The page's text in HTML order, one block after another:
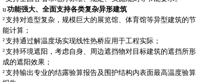
u 功能强大、全面支持各类复杂异形建筑
²支持对造型复杂，规模巨大的展览馆、体育馆等异型建筑的节
能计算；
²支持通过解温度场实现线性热桥应用于工程实际；
²支持环境遮阳，考虑自身、周边遮挡物对目标建筑的遮挡所形
成的遮阳效果；
²支持输出专业的结露验算报告及围护结构内表面最高温度验算